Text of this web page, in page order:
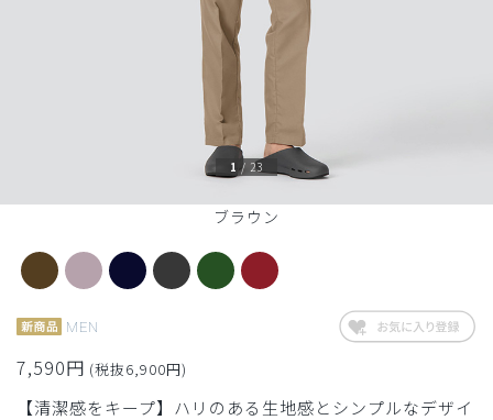
ブラウン
1 / 23
MEN
7,590円 (税抜6,900円)
【清潔感をキープ】ハリのある生地感とシンプルなデザイ